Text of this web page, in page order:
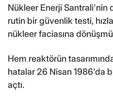
Nükleer Enerji
rutin bir güvenlik testi,
nükleer faciasına
Hem reaktörün
hatalar 26 Nisan 1986'da
açtı.